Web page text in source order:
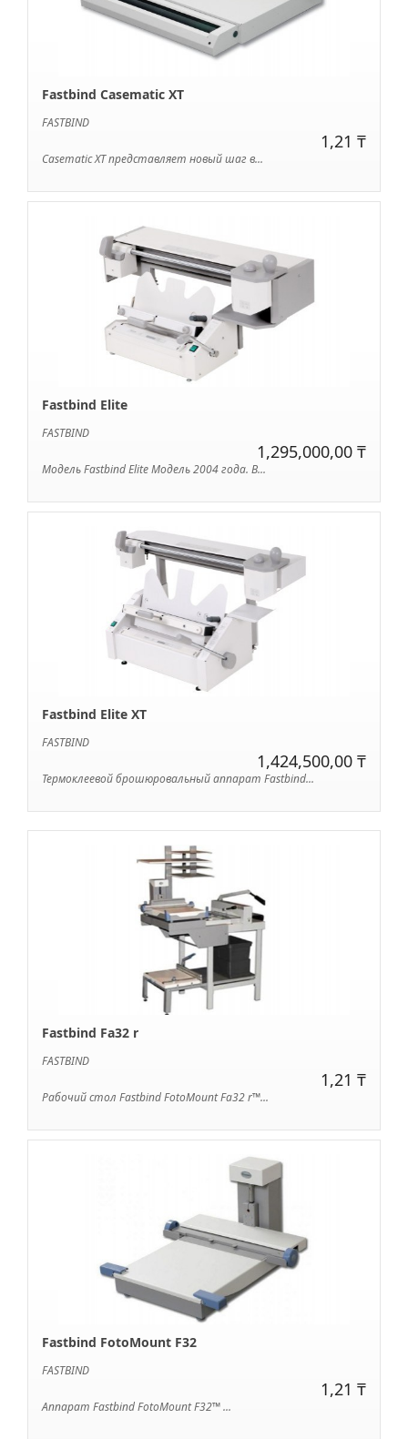
Fastbind Casematic XT
FASTBIND
1,21 ₸
Casematic XT представляет новый шаг в...
Fastbind Elite
FASTBIND
1,295,000,00 ₸
Модель Fastbind Elite Модель 2004 года. В...
Fastbind Elite XT
FASTBIND
1,424,500,00 ₸
Термоклеевой брошюровальный аппарат Fastbind...
Fastbind Fa32 r
FASTBIND
1,21 ₸
Рабочий стол Fastbind FotoMount Fa32 r™...
Fastbind FotoMount F32
FASTBIND
1,21 ₸
Аппарат Fastbind FotoMount F32™ ...